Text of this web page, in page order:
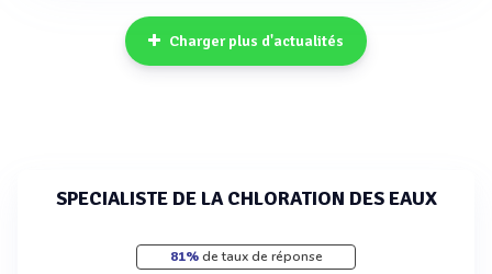
Charger plus d'actualités
SPECIALISTE DE LA CHLORATION DES EAUX
81%de taux de réponse